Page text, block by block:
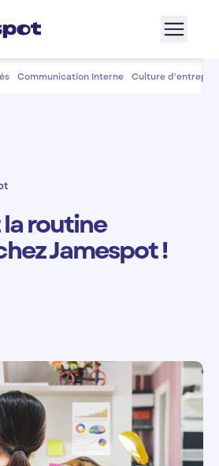
Communication Interne Culture
routine
Jamespot !